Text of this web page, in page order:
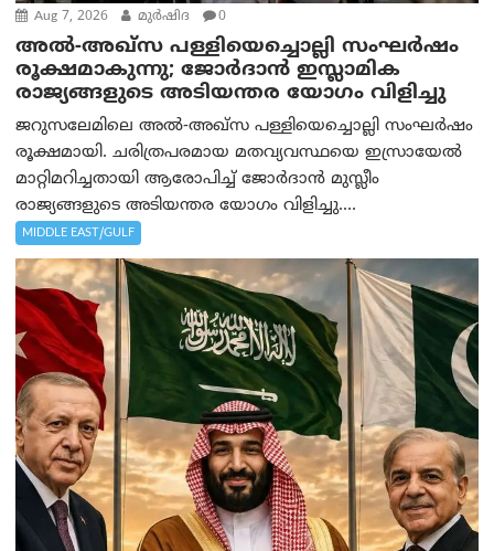
Aug 7, 2026 മുര്‍ഷിദ 0
അൽ-അഖ്‌സ പള്ളിയെച്ചൊല്ലി സംഘർഷം
രൂക്ഷമാകുന്നു; ജോർദാൻ ഇസ്ലാമിക
രാജ്യങ്ങളുടെ അടിയന്തര യോഗം വിളിച്ചു
ജറുസലേമിലെ അൽ-അഖ്‌സ പള്ളിയെച്ചൊല്ലി സംഘർഷം
രൂക്ഷമായി. ചരിത്രപരമായ മതവ്യവസ്ഥയെ ഇസ്രായേൽ
മാറ്റിമറിച്ചതായി ആരോപിച്ച് ജോർദാൻ മുസ്ലീം
രാജ്യങ്ങളുടെ അടിയന്തര യോഗം വിളിച്ചു....
MIDDLE EAST/GULF